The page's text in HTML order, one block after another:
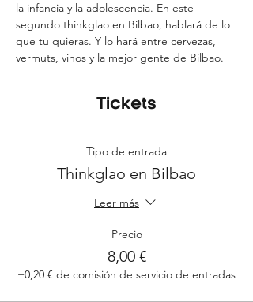
la infancia y la adolescencia. En este
segundo thinkglao en Bilbao, hablará de lo
que tu quieras. Y lo hará entre cervezas,
vermuts, vinos y la mejor gente de Bilbao.
Tickets
Tipo de entrada
Thinkglao en Bilbao
Leer más
Precio
8,00 €
+0,20 € de comisión de servicio de entradas